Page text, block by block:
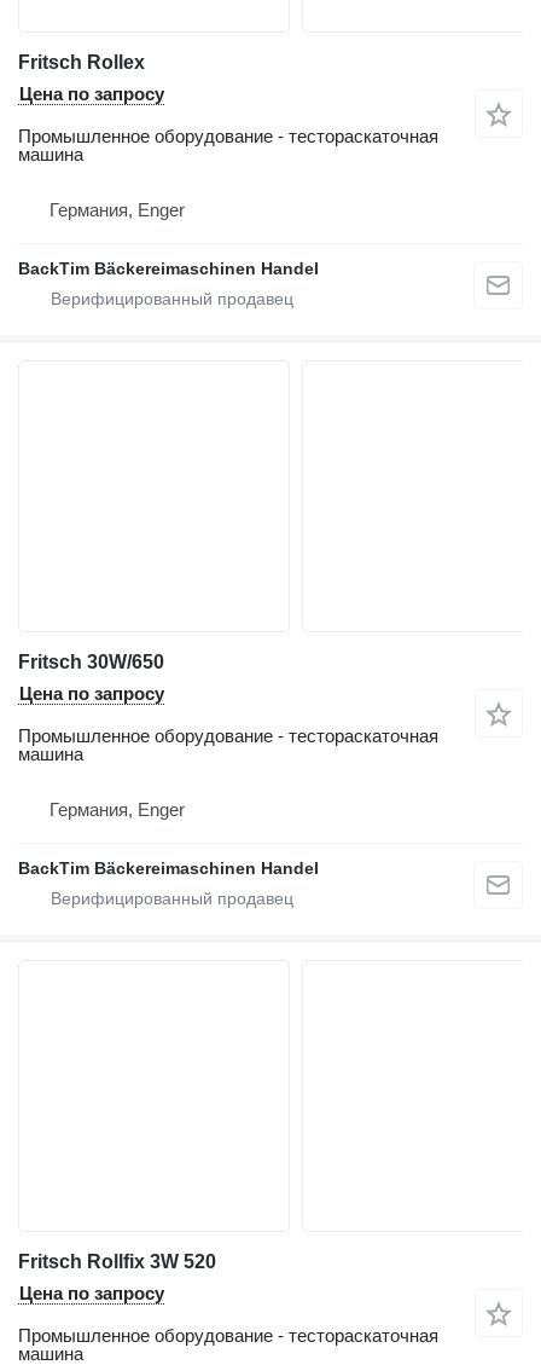
Fritsch Rollex
Цена по запросу
Промышленное оборудование - тестораскаточная
машина
Германия, Enger
BackTim Bäckereimaschinen Handel
Fritsch 30W/650
Цена по запросу
Промышленное оборудование - тестораскаточная
машина
Германия, Enger
BackTim Bäckereimaschinen Handel
Fritsch Rollfix 3W 520
Цена по запросу
Промышленное оборудование - тестораскаточная
машина